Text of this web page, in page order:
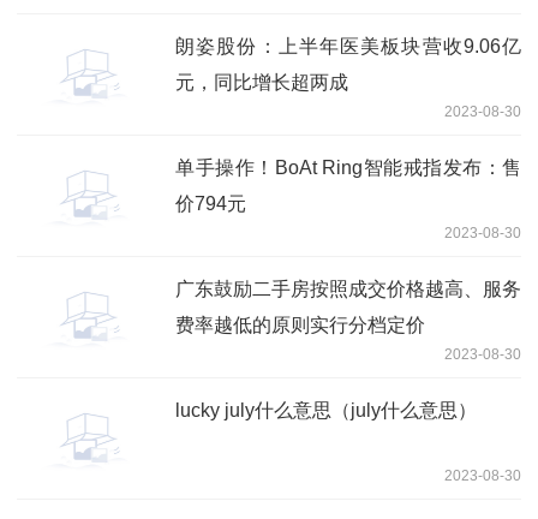
朗姿股份：上半年医美板块营收9.06亿
元，同比增长超两成
2023-08-30
单手操作！BoAt Ring智能戒指发布：售
价794元
2023-08-30
广东鼓励二手房按照成交价格越高、服务
费率越低的原则实行分档定价
2023-08-30
lucky july什么意思（july什么意思）
2023-08-30